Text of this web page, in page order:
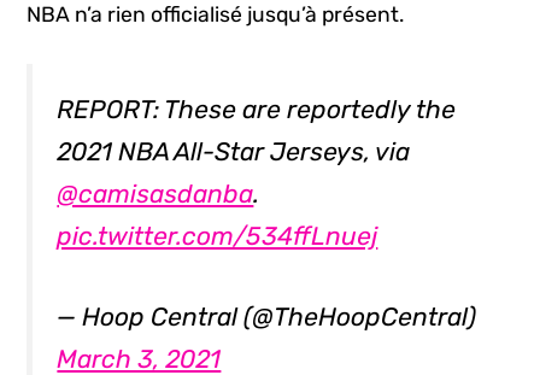
NBA n’a rien officialisé jusqu’à présent.
REPORT: These are reportedly the
2021 NBA All-Star Jerseys, via
@camisasdanba.
pic.twitter.com/534ffLnuej
— Hoop Central (@TheHoopCentral)
March 3, 2021